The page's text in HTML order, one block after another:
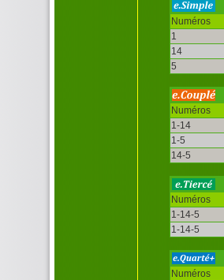
Numéros
1
14
5
Numéros
1-14
1-5
14-5
Numéros
1-14-5
1-14-5
Numéros